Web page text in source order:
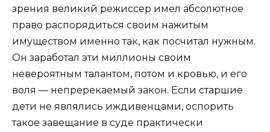
зрения великий режиссер имел абсолютное
право распорядиться своим нажитым
имуществом именно так, как посчитал нужным.
Он заработал эти миллионы своим
невероятным талантом, потом и кровью, и его
воля — непререкаемый закон. Если старшие
дети не являлись иждивенцами, оспорить
такое завещание в суде практически